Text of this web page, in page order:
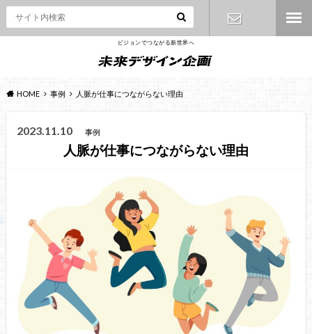
ビジョンでつながる新世界へ
HOME 事例 人脈が仕事につながらない理由
2023.11.10 事例
人脈が仕事につながらない理由